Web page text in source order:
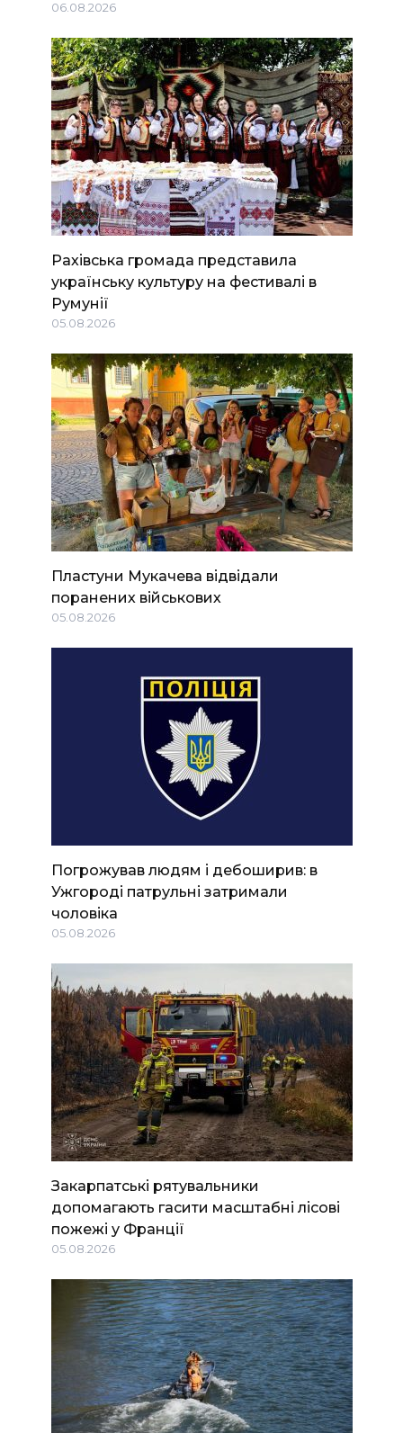
06.08.2026
Рахівська громада представила
українську культуру на фестивалі в
Румунії
05.08.2026
Пластуни Мукачева відвідали
поранених військових
05.08.2026
Погрожував людям і дебоширив: в
Ужгороді патрульні затримали
чоловіка
05.08.2026
Закарпатські рятувальники
допомагають гасити масштабні лісові
пожежі у Франції
05.08.2026